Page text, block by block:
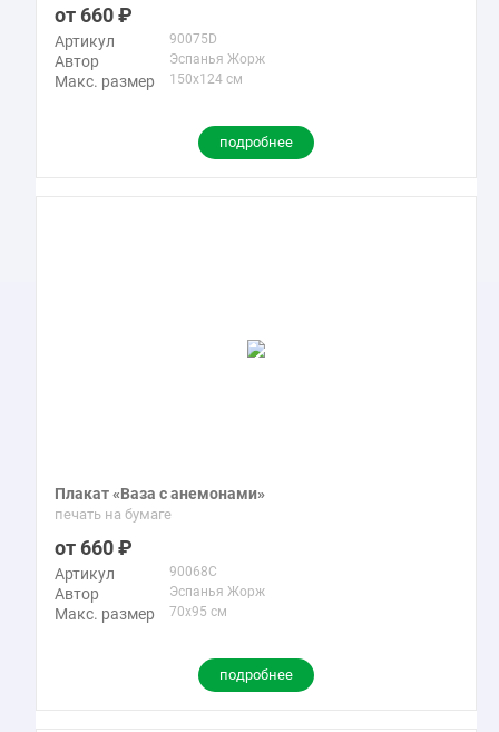
660
Артикул 90075D
Автор Эспанья Жорж
Макс. размер 150x124 см
подробнее
Плакат «Ваза с анемонами»
печать на бумаге
660
Артикул 90068C
Автор Эспанья Жорж
Макс. размер 70x95 см
подробнее